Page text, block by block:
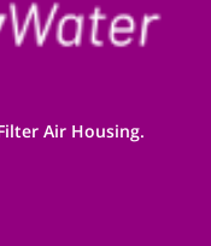
Air Housing.